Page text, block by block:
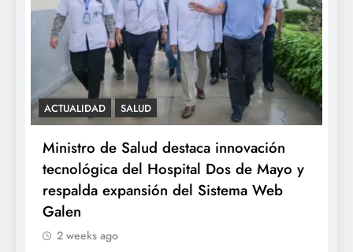
Mayo y
Web
SALUD
Minsa: INSN Breña extirpa tumor
ovárico de cuatro kilos a niña de
años proveniente de Chanchamayo